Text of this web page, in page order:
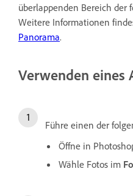
überlappenden Bereich der
Weitere Informationen
Panorama.
Verwenden eines
Führe einen der
Öffne in
Wähle Fotos im